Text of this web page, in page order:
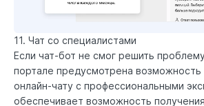
11. Чат со специалистами
Если чат-бот не смог решить
портале предусмотрена возможность
онлайн-чату с профессиональными
обеспечивает возможность получения